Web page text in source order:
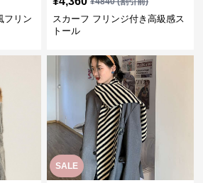
フリン
スカーフ フリンジ付き高級感ス
トール
SALE